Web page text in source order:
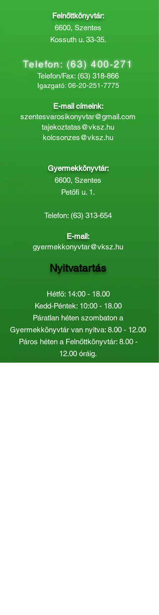
Felnőttkönyvtár:
6600, Szentes
Kossuth u. 33-35.
Telefon:(63) 400-271
Telefon/Fax: (63) 318-866
Igazgató: 06-20-251-7775
E-mail címeink:
szentesvarosikonyvtar@gmail.com
tajekoztatas@vksz.hu
kolcsonzes@vksz.hu
Gyermekkönyvtár:
6600, Szentes
Petőfi u. 1.
Telefon: (63) 313-654
E-mail:
gyermekkonyvtar@vksz.hu
Nyitvatartás
Hétfő: 14:00 - 18.00
Kedd-Péntek: 10:00 - 18.00
Páratlan héten szombaton a
Gyermekkönyvtár van nyitva: 8.00 - 12.00
Páros héten a Felnőttkönyvtár: 8.00 -
12.00 óráig.